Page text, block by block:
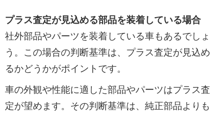
プラス査定が見込める部品を装着している場合
社外部品やパーツを装着している車もあるでしょ
う。この場合の判断基準は、プラス査定が見込め
るかどうかがポイントです。
車の外観や性能に適した部品やパーツはプラス査
定が望めます。その判断基準は、純正部品よりも